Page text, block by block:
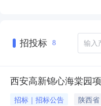
招投标 8
西安高新锦心海棠园
招标｜招标公告 陕西